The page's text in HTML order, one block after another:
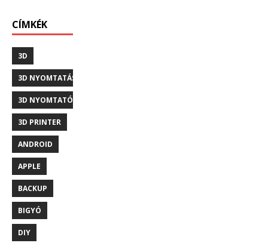
CÍMKÉK
3D
3D NYOMTATÁS
3D NYOMTATÓ
3D PRINTER
ANDROID
APPLE
BACKUP
BIGYÓ
DIY